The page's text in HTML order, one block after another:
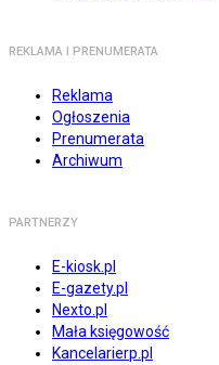
REKLAMA I PRENUMERATA
Reklama
Ogłoszenia
Prenumerata
Archiwum
PARTNERZY
E-kiosk.pl
E-gazety.pl
Nexto.pl
Mała księgowość
Kancelarierp.pl